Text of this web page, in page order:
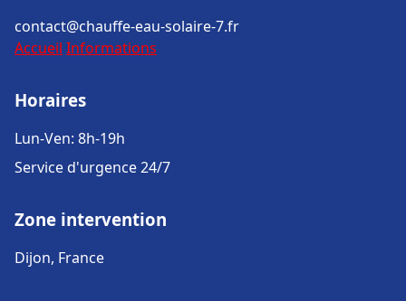
contact@chauffe-eau-solaire-7.fr
Accueil Informations
Horaires
Lun-Ven: 8h-19h
Service d'urgence 24/7
Zone intervention
Dijon, France